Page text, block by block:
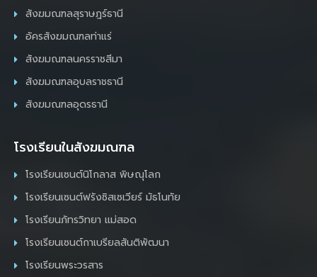
สังฆมณฑลสุราษฎร์ธานี
อัครสังฆมณฑลท่าแร่
สังฆมณฑลนครราชสีมา
สังฆมณฑลอุบลราชธานี
สังฆมณฑลอุดรธานี
โรงเรียนในสังฆมณฑล
โรงเรียนเซนต์นิโกลาส พิษณุโลก
โรงเรียนเซนต์ฟรังซิสเซเวียร์ มัธโนทัย
โรงเรียนภัทรวิทยา แม่สอด
โรงเรียนเซนต์กาเบรียลสันติพัฒนา
โรงเรียนพระวรสาร